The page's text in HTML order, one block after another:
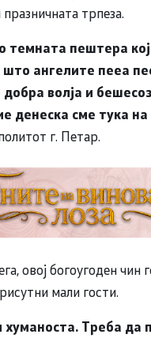
трпеза.
пештера
ангелите пееа
волја и
денеска сме тука
г. Петар.
овој богоугоден
мали гости.
Треба да